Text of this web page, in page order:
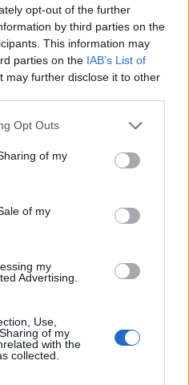
opt-out of the further
by third parties on the
This information may
parties on the IAB’s List of
may further disclose it to other
uses one or more Google
behaviour. You may click to
and its third-party tags to
purposes in below Google
Opt Outs
of my
of my
my
Advertising.
Use,
of my
with the
collected.
η θερμοκρασία – Πού
325 αυτοψίες της
όλης της χώρας